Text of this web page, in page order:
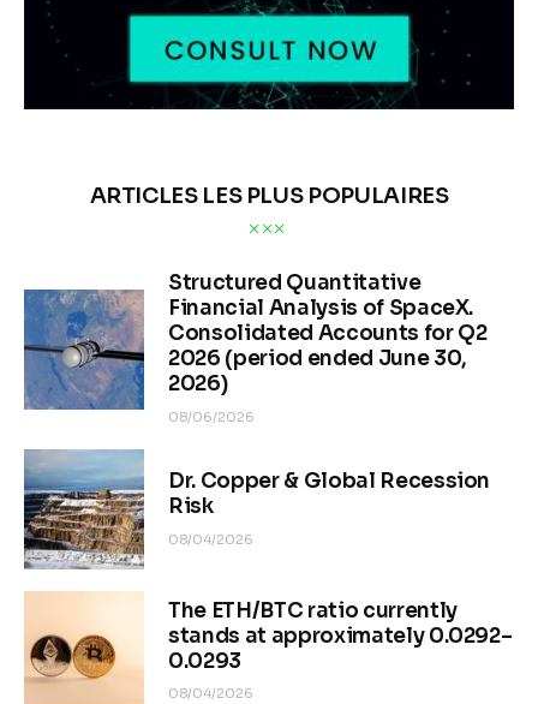
ARTICLES LES PLUS POPULAIRES
Structured Quantitative
Financial Analysis of SpaceX.
Consolidated Accounts for Q2
2026 (period ended June 30,
2026)
08/06/2026
Dr. Copper & Global Recession
Risk
08/04/2026
The ETH/BTC ratio currently
stands at approximately 0.0292–
0.0293
08/04/2026